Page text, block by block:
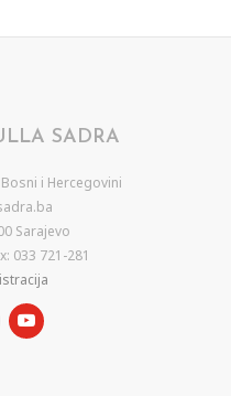
SADRA
i Hercegovini
Sarajevo
033 721-281